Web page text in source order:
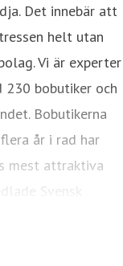
Det innebär att
helt utan
Vi är experter
230 bobutiker och
Bobutikerna
år i rad har
mest attraktiva
Svensk
I mer än 85
vilket faktiskt gör